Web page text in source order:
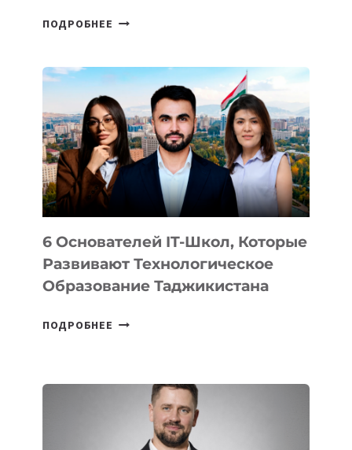
ПОДРОБНЕЕ СТАЛИ
ВНЕШНЕГО
ВИДА
НОВОГО
УСТРОЙСТВА
ОТ
OPENAI
6 Основателей IT-Школ, Которые
Развивают Технологическое
Образование Таджикистана
ПОДРОБНЕЕ
КОТОРЫЕ
РАЗВИВАЮТ
ТЕХНОЛОГИЧЕСКОЕ